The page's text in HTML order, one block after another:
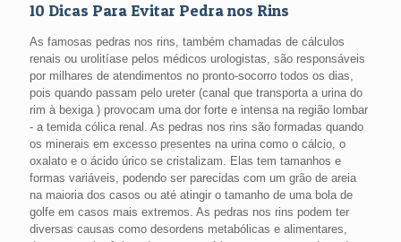
10 Dicas Para Evitar Pedra nos Rins
As famosas pedras nos rins, também chamadas de cálculos
renais ou urolitíase pelos médicos urologistas, são responsáveis
por milhares de atendimentos no pronto-socorro todos os dias,
pois quando passam pelo ureter (canal que transporta a urina do
rim à bexiga ) provocam uma dor forte e intensa na região lombar
- a temida cólica renal. As pedras nos rins são formadas quando
os minerais em excesso presentes na urina como o cálcio, o
oxalato e o ácido úrico se cristalizam. Elas tem tamanhos e
formas variáveis, podendo ser parecidas com um grão de areia
na maioria dos casos ou até atingir o tamanho de uma bola de
golfe em casos mais extremos. As pedras nos rins podem ter
diversas causas como desordens metabólicas e alimentares,